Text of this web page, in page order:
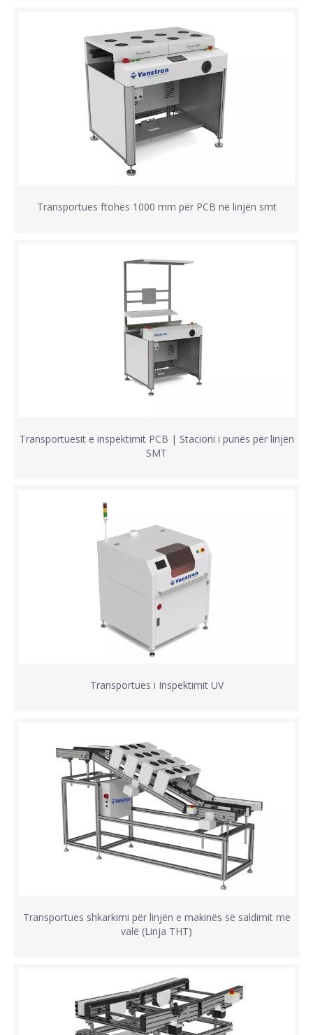
Transportues ftohës 1000 mm për PCB në linjën smt
Transportuesit e inspektimit PCB | Stacioni i punës për linjën
SMT
Transportues i Inspektimit UV
Transportues shkarkimi për linjën e makinës së saldimit me
valë (Linja THT)